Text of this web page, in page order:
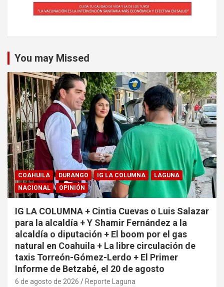
You may Missed
COAHUILA DURANGO IG LA COLUMNA
LAGUNA
NACIONAL
OPINIÓN
IG LA COLUMNA + Cintia Cuevas o Luis Salazar
para la alcaldía + Y Shamir Fernández a la
alcaldía o diputación + El boom por el gas
natural en Coahuila + La libre circulación de
taxis Torreón-Gómez-Lerdo + El Primer
Informe de Betzabé, el 20 de agosto
6 de agosto de 2026 Reporte Laguna